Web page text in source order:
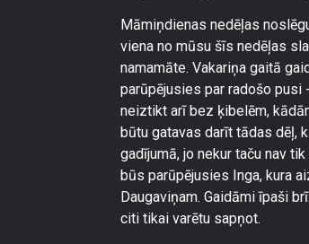
Māmiņdienas nedēļas
viena no mūsu šīs nedēļas
namamāte. Vakariņa gaitā
parūpējusies par radošo pusi
neiztikt arī bez ķibelēm,
būtu gatavas darīt tādas dēļ,
gadījumā, jo nekur taču nav
būs parūpējusies Inga, kura
Daugaviņam. Gaidāmi īpaši
citi tikai varētu sapņot.